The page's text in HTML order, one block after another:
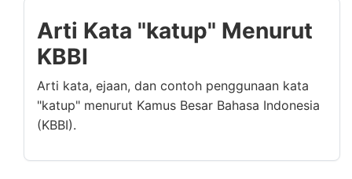
Arti Kata "katup" Menurut
KBBI
Arti kata, ejaan, dan contoh penggunaan kata
"katup" menurut Kamus Besar Bahasa Indonesia
(KBBI).